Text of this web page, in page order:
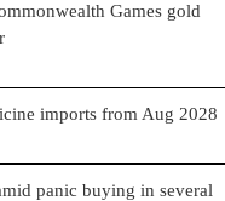
Games gold
imports from Aug 2028
panic buying in several